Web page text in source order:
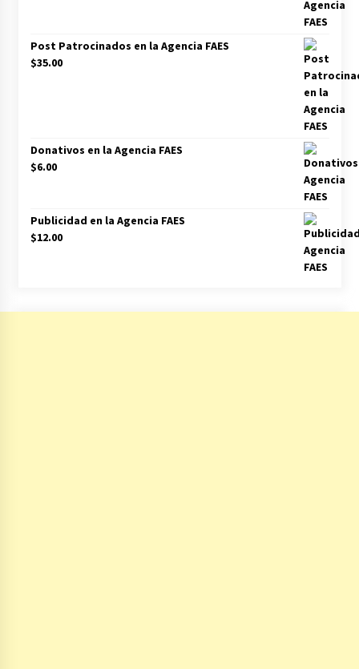
Zapatero en el punto de mira de la Audiencia
Nacional por sus vínculos con Nicolás Maduro
Las charos se manifiestan en Ferraz para
28/04/2024
Irene Montero habla de su sexualidad con
Abascal y Zapatero defiende la inmigración
Los terroristas de ETA ganan las elecciones en
Post Patrocinados en la Agencia FAES
$35.00
Donativos en la Agencia FAES
$6.00
Publicidad en la Agencia FAES
$12.00